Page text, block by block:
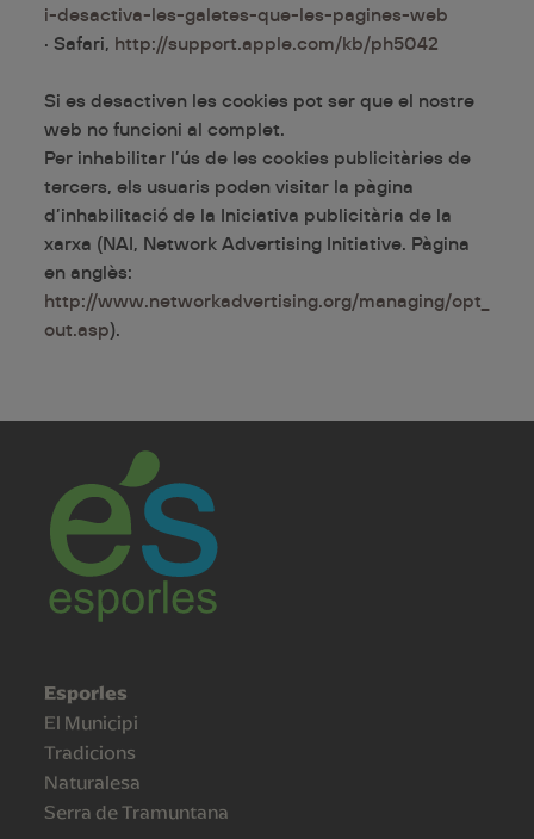
i-desactiva-les-galetes-que-les-pagines-web
· Safari, http://support.apple.com/kb/ph5042
Si es desactiven les cookies pot ser que el nostre
web no funcioni al complet.
Per inhabilitar l’ús de les cookies publicitàries de
tercers, els usuaris poden visitar la pàgina
d’inhabilitació de la Iniciativa publicitària de la
xarxa (NAI, Network Advertising Initiative. Pàgina
en anglès:
http://www.networkadvertising.org/managing/opt_
out.asp).
Esporles
El Municipi
Tradicions
Naturalesa
Serra de Tramuntana